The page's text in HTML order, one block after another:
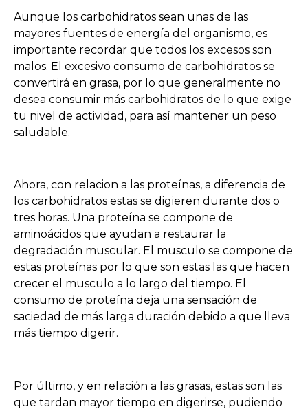
Aunque los carbohidratos sean unas de las
mayores fuentes de energía del organismo, es
importante recordar que todos los excesos son
malos. El excesivo consumo de carbohidratos se
convertirá en grasa, por lo que generalmente no
desea consumir más carbohidratos de lo que exige
tu nivel de actividad, para así mantener un peso
saludable.
Ahora, con relacion a las proteínas, a diferencia de
los carbohidratos estas se digieren durante dos o
tres horas. Una proteína se compone de
aminoácidos que ayudan a restaurar la
degradación muscular. El musculo se compone de
estas proteínas por lo que son estas las que hacen
crecer el musculo a lo largo del tiempo. El
consumo de proteína deja una sensación de
saciedad de más larga duración debido a que lleva
más tiempo digerir.
Por último, y en relación a las grasas, estas son las
que tardan mayor tiempo en digerirse, pudiendo